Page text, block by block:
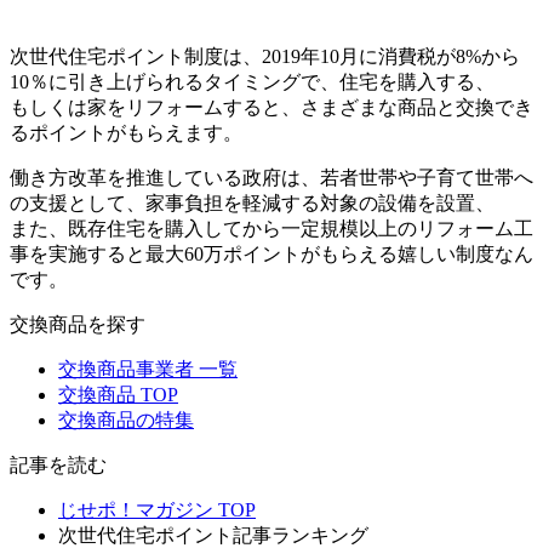
次世代住宅ポイント制度は、2019年10月に消費税が8%から
10％に引き上げられるタイミングで、住宅を購入する、
もしくは家をリフォームすると、さまざまな商品と交換でき
るポイントがもらえます。
働き方改革を推進している政府は、若者世帯や子育て世帯へ
の支援として、家事負担を軽減する対象の設備を設置、
また、既存住宅を購入してから一定規模以上のリフォーム工
事を実施すると最大60万ポイントがもらえる嬉しい制度なん
です。
交換商品を探す
交換商品事業者 一覧
交換商品 TOP
交換商品の特集
記事を読む
じせポ！マガジン TOP
次世代住宅ポイント記事ランキング